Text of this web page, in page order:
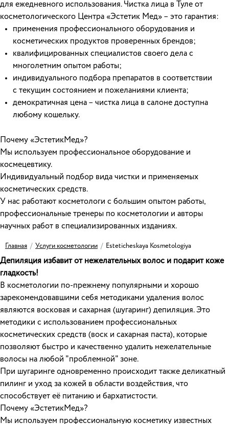
для ежедневного использования. Чистка лица в Туле от
косметологического Центра «Эстетик Мед» – это гарантия:
применения профессионального оборудования и
косметических продуктов проверенных брендов;
квалифицированных специалистов своего дела с
многолетним опытом работы;
индивидуального подбора препаратов в соответствии
с текущим состоянием и пожеланиями клиента;
демократичная цена – чистка лица в салоне доступна
любому кошельку.
Почему «ЭстетикМед»?
Мы используем профессиональное оборудование и
космецевтику.
Индивидуальный подбор вида чистки и применяемых
косметических средств.
У нас работают косметологи с большим опытом работы,
профессиональные тренеры по косметологии и авторы
научных работ в специализированных изданиях.
Главная / Услуги косметологии / Esteticheskaya Kosmetologiya
Депиляция избавит от нежелательных волос и подарит коже
гладкость!
В косметологии по-прежнему популярными и хорошо
зарекомендовавшими себя методиками удаления волос
являются восковая и сахарная (шугаринг) депиляция. Это
методики с использованием профессиональных
косметических средств (воск и сахарная паста), которые
позволяют быстро и качественно удалить нежелательные
волосы на любой "проблемной" зоне.
При шугаринге одновременно происходит также деликатный
пилинг и уход за кожей в области воздействия, что
способствует её питанию и бархатистости.
Почему «ЭстетикМед»?
Мы используем профессиональную косметику известных